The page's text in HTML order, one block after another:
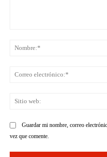
Guardar mi nombre, correo
vez que comente.